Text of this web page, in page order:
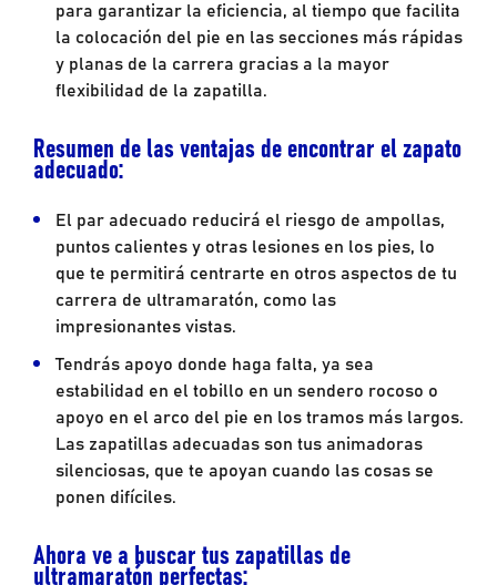
para garantizar la eficiencia, al tiempo que facilita
la colocación del pie en las secciones más rápidas
y planas de la carrera gracias a la mayor
flexibilidad de la zapatilla.
Resumen de las ventajas de encontrar el zapato
adecuado:
El par adecuado reducirá el riesgo de ampollas,
puntos calientes y otras lesiones en los pies, lo
que te permitirá centrarte en otros aspectos de tu
carrera de ultramaratón, como las
impresionantes vistas.
Tendrás apoyo donde haga falta, ya sea
estabilidad en el tobillo en un sendero rocoso o
apoyo en el arco del pie en los tramos más largos.
Las zapatillas adecuadas son tus animadoras
silenciosas, que te apoyan cuando las cosas se
ponen difíciles.
Ahora ve a buscar tus zapatillas de
ultramaratón perfectas;